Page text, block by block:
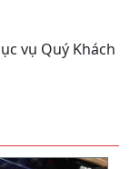
vụ Quý Khách